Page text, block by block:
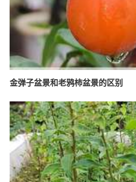
金弹子盆景和老鸦柿盆景的区别